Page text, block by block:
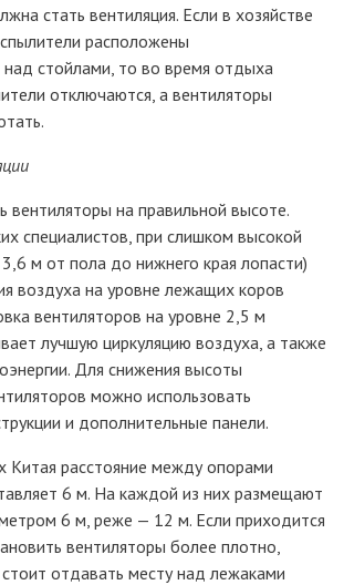
стать вентиляция. Если в хозяйстве
расположены
стойлами, то во время отдыха
отключаются, а вентиляторы
вентиляторы на правильной высоте.
специалистов, при слишком высокой
м от пола до нижнего края лопасти)
воздуха на уровне лежащих коров
вентиляторов на уровне 2,5 м
лучшую циркуляцию воздуха, а также
Для снижения высоты
можно использовать
и дополнительные панели.
Китая расстояние между опорами
6 м. На каждой из них размещают
6 м, реже — 12 м. Если приходится
вентиляторы более плотно,
отдавать месту над лежаками